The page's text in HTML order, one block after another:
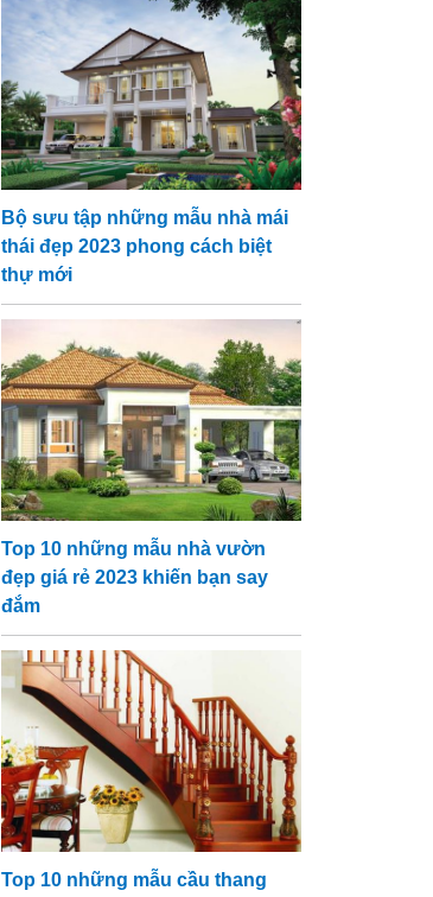
Bộ sưu tập những mẫu nhà mái
thái đẹp 2023 phong cách biệt
thự mới
Top 10 những mẫu nhà vườn
đẹp giá rẻ 2023 khiến bạn say
đắm
Top 10 những mẫu cầu thang